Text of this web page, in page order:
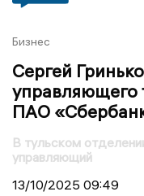
Бизнес
Сергей
управляющего
ПАО
В тульском
управляющий
13/10/2025 09:49